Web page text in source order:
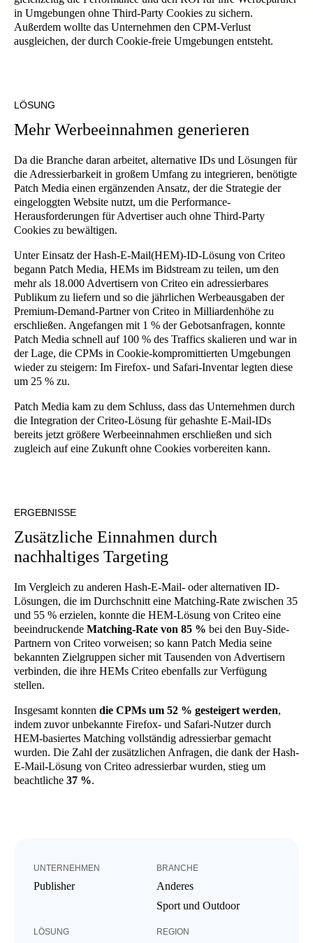
UNTERNEHMEN
Publisher
BRANCHE
Anderes
Sport und Outdoor
LÖSUNG REGION
in Umgebungen ohne Third-Party Cookies zu sichern.
Außerdem wollte das Unternehmen den CPM-Verlust
ausgleichen, der durch Cookie-freie Umgebungen entsteht.
LÖSUNG
Mehr Werbeeinnahmen generieren
Da die Branche daran arbeitet, alternative IDs und Lösungen für
die Adressierbarkeit in großem Umfang zu integrieren, benötigte
Patch Media einen ergänzenden Ansatz, der die Strategie der
eingeloggten Website nutzt, um die Performance-
Herausforderungen für Advertiser auch ohne Third-Party
Cookies zu bewältigen.
Unter Einsatz der Hash-E-Mail(HEM)-ID-Lösung von Criteo
begann Patch Media, HEMs im Bidstream zu teilen, um den
mehr als 18.000 Advertisern von Criteo ein adressierbares
Publikum zu liefern und so die jährlichen Werbeausgaben der
Premium-Demand-Partner von Criteo in Milliardenhöhe zu
erschließen. Angefangen mit 1 % der Gebotsanfragen, konnte
Patch Media schnell auf 100 % des Traffics skalieren und war in
der Lage, die CPMs in Cookie-kompromittierten Umgebungen
wieder zu steigern: Im Firefox- und Safari-Inventar legten diese
um 25 % zu.
Patch Media kam zu dem Schluss, dass das Unternehmen durch
die Integration der Criteo-Lösung für gehashte E-Mail-IDs
bereits jetzt größere Werbeeinnahmen erschließen und sich
zugleich auf eine Zukunft ohne Cookies vorbereiten kann.
ERGEBNISSE
Zusätzliche Einnahmen durch
nachhaltiges Targeting
Im Vergleich zu anderen Hash-E-Mail- oder alternativen ID-
Lösungen, die im Durchschnitt eine Matching-Rate zwischen 35
und 55 % erzielen, konnte die HEM-Lösung von Criteo eine
beeindruckende Matching-Rate von 85 % bei den Buy-Side-
Partnern von Criteo vorweisen; so kann Patch Media seine
bekannten Zielgruppen sicher mit Tausenden von Advertisern
verbinden, die ihre HEMs Criteo ebenfalls zur Verfügung
stellen.
Insgesamt konnten die CPMs um 52 % gesteigert werden,
indem zuvor unbekannte Firefox- und Safari-Nutzer durch
HEM-basiertes Matching vollständig adressierbar gemacht
wurden. Die Zahl der zusätzlichen Anfragen, die dank der Hash-
E-Mail-Lösung von Criteo adressierbar wurden, stieg um
beachtliche 37 %.